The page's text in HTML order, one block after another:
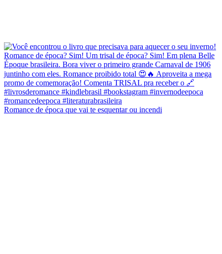
Romance de época que vai te esquentar ou incendi